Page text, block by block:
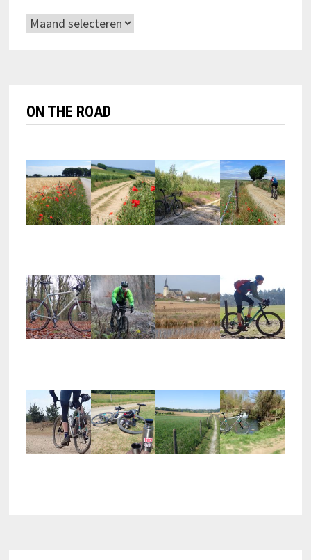
Archieven
ON THE ROAD